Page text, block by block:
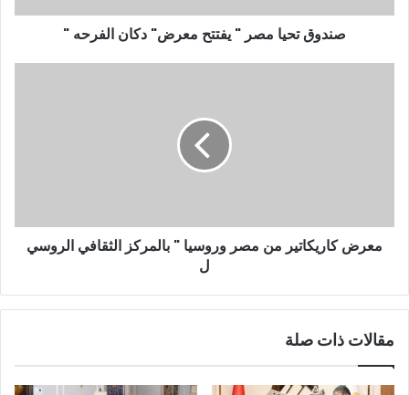
ر
صندوق تحيا مصر " يفتتح معرض" دكان الفرحه "
معرض كاريكاتير من مصر وروسيا " بالمركز الثقافي الروسي
ل
مقالات ذات صلة